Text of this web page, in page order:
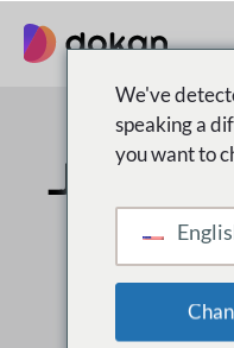
إلى
المحتوى
سوق لـ
We've
speaking a
you want to